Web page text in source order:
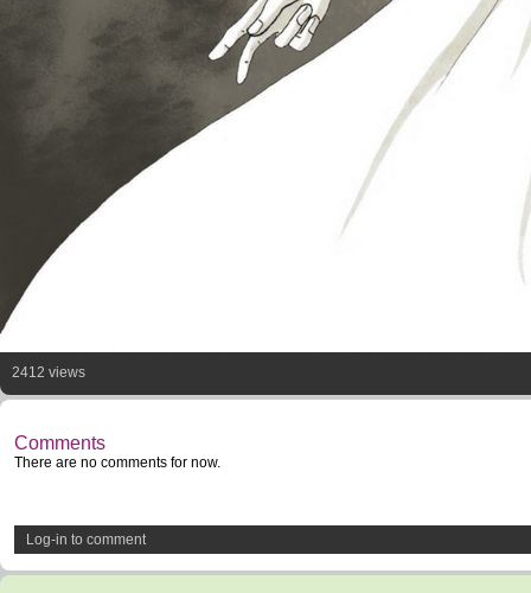
2412 views
Comments
There are no comments for now.
Log-in to comment